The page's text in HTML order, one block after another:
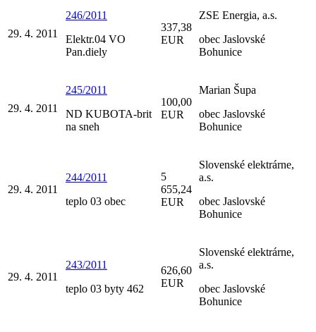
29. 4. 2011
246/2011
Elektr.04 VO
Pan.diely
337,38
EUR
ZSE Energia, a.s.
obec Jaslovské
Bohunice
29. 4. 2011
245/2011
ND KUBOTA-brit
na sneh
100,00
EUR
Marian Šupa
obec Jaslovské
Bohunice
29. 4. 2011
244/2011
teplo 03 obec
5
655,24
EUR
Slovenské elektrárne,
a.s.
obec Jaslovské
Bohunice
29. 4. 2011
243/2011
teplo 03 byty 462
626,60
EUR
Slovenské elektrárne,
a.s.
obec Jaslovské
Bohunice